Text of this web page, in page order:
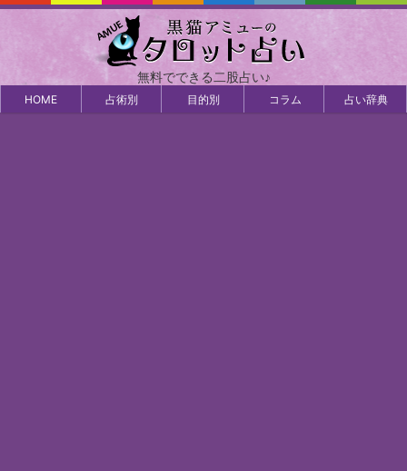
無料でできる二股占い♪
HOME 占術別 目的別 コラム 占い辞典